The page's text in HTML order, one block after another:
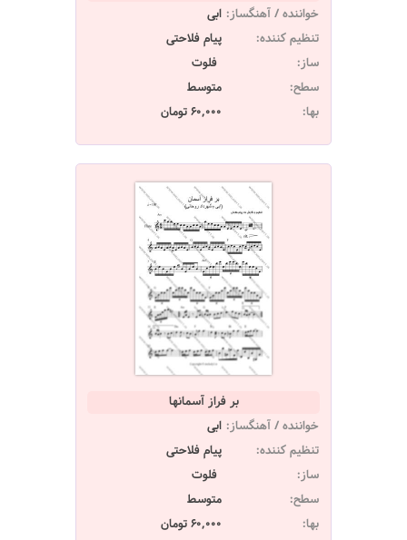
خواننده / آهنگساز: ابی
تنظیم کننده:
پیام فلاحتی
ساز:
فلوت
سطح:
متوسط
بها:
60,000 تومان
بر فراز آسمانها
خواننده / آهنگساز: ابی
تنظیم کننده:
پیام فلاحتی
ساز:
فلوت
سطح:
متوسط
بها:
60,000 تومان